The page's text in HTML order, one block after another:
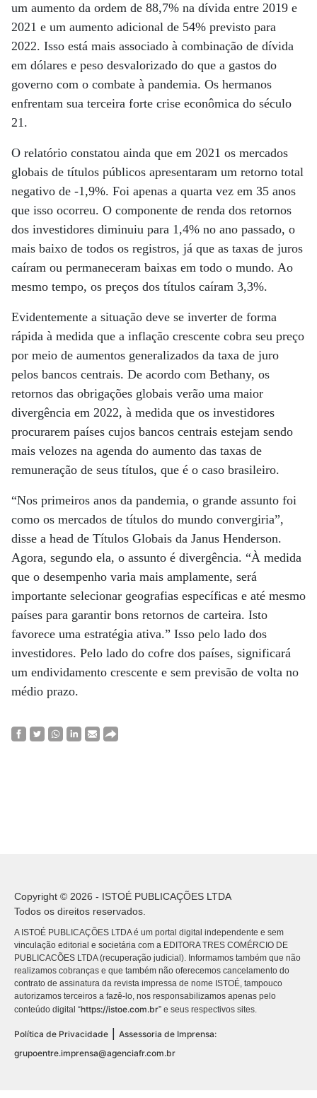
um aumento da ordem de 88,7% na dívida entre 2019 e
2021 e um aumento adicional de 54% previsto para
2022. Isso está mais associado à combinação de dívida
em dólares e peso desvalorizado do que a gastos do
governo com o combate à pandemia. Os hermanos
enfrentam sua terceira forte crise econômica do século
21.
O relatório constatou ainda que em 2021 os mercados
globais de títulos públicos apresentaram um retorno total
negativo de -1,9%. Foi apenas a quarta vez em 35 anos
que isso ocorreu. O componente de renda dos retornos
dos investidores diminuiu para 1,4% no ano passado, o
mais baixo de todos os registros, já que as taxas de juros
caíram ou permaneceram baixas em todo o mundo. Ao
mesmo tempo, os preços dos títulos caíram 3,3%.
Evidentemente a situação deve se inverter de forma
rápida à medida que a inflação crescente cobra seu preço
por meio de aumentos generalizados da taxa de juro
pelos bancos centrais. De acordo com Bethany, os
retornos das obrigações globais verão uma maior
divergência em 2022, à medida que os investidores
procurarem países cujos bancos centrais estejam sendo
mais velozes na agenda do aumento das taxas de
remuneração de seus títulos, que é o caso brasileiro.
“Nos primeiros anos da pandemia, o grande assunto foi
como os mercados de títulos do mundo convergiria”,
disse a head de Títulos Globais da Janus Henderson.
Agora, segundo ela, o assunto é divergência. “À medida
que o desempenho varia mais amplamente, será
importante selecionar geografias específicas e até mesmo
países para garantir bons retornos de carteira. Isto
favorece uma estratégia ativa.” Isso pelo lado dos
investidores. Pelo lado do cofre dos países, significará
um endividamento crescente e sem previsão de volta no
médio prazo.
Copyright © 2026 - ISTOÉ PUBLICAÇÕES LTDA
Todos os direitos reservados.
A ISTOÉ PUBLICAÇÕES LTDA é um portal digital independente e sem
vinculação editorial e societária com a EDITORA TRES COMÉRCIO DE
PUBLICACÕES LTDA (recuperação judicial). Informamos também que não
realizamos cobranças e que também não oferecemos cancelamento do
contrato de assinatura da revista impressa de nome ISTOÉ, tampouco
autorizamos terceiros a fazê-lo, nos responsabilizamos apenas pelo
conteúdo digital “https://istoe.com.br” e seus respectivos sites.
Política de Privacidade
Assessoria de Imprensa:
grupoentre.imprensa@agenciafr.com.br